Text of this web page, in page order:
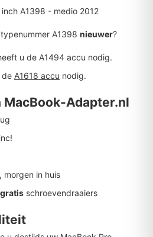
A1398 - medio 2012
A1398 nieuwer?
u de A1494 accu nodig.
de A1618 accu nodig.
MacBook-Adapter.nl
morgen in huis
gratis schroevendraaiers